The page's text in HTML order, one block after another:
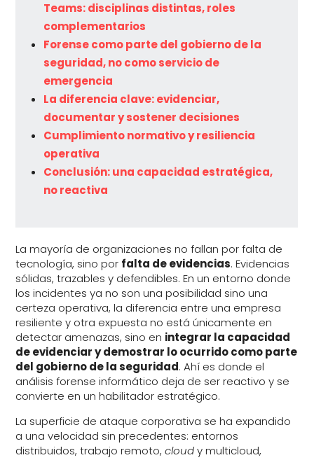
Teams: disciplinas distintas, roles
complementarios
Forense como parte del gobierno de la
seguridad, no como servicio de
emergencia
La diferencia clave: evidenciar,
documentar y sostener decisiones
Cumplimiento normativo y resiliencia
operativa
Conclusión: una capacidad estratégica,
no reactiva
La mayoría de organizaciones no fallan por falta de
tecnología, sino por falta de evidencias. Evidencias
sólidas, trazables y defendibles. En un entorno donde
los incidentes ya no son una posibilidad sino una
certeza operativa, la diferencia entre una empresa
resiliente y otra expuesta no está únicamente en
detectar amenazas, sino en integrar la capacidad
de evidenciar y demostrar lo ocurrido como parte
del gobierno de la seguridad. Ahí es donde el
análisis forense informático deja de ser reactivo y se
convierte en un habilitador estratégico.
La superficie de ataque corporativa se ha expandido
a una velocidad sin precedentes: entornos
distribuidos, trabajo remoto,cloudy multicloud,